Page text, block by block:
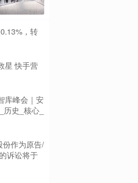
，转
星 快手营
库峰会｜安
史_核心_
份作为原告/
诉讼将于